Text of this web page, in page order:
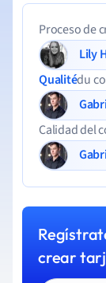
Proceso de
Qualitédu
Calidad del
crear